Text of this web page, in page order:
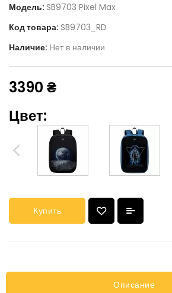
Модель: SB9703 Pixel Max
Код товара: SB9703_RD
Наличие: Нет в наличии
3390 ₴
Цвет:
Купить
Описание